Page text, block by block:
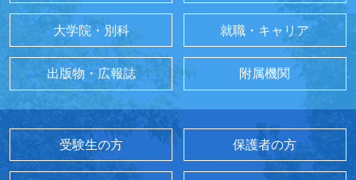
大学院・別科 就職・キャリア
出版物・広報誌 附属機関
受験生の方 保護者の方